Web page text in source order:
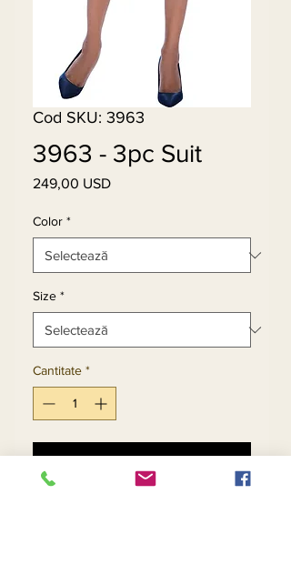
Cod SKU: 3963
3963 - 3pc Suit
249,00 USDPreț
Color *
Size *
Cantitate *
Adaugă în coș